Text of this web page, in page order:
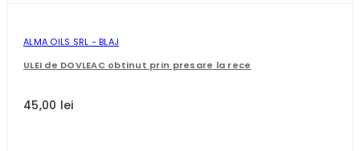
ALMA OILS SRL - BLAJ
ULEI de DOVLEAC obtinut prin presare la rece
45,00 lei